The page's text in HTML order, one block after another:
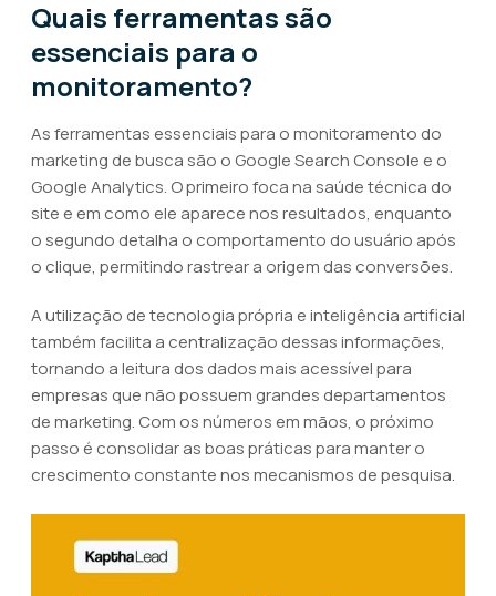
Quais ferramentas são
essenciais para o
monitoramento?
As ferramentas essenciais para o monitoramento do
marketing de busca são o Google Search Console e o
Google Analytics. O primeiro foca na saúde técnica do
site e em como ele aparece nos resultados, enquanto
o segundo detalha o comportamento do usuário após
o clique, permitindo rastrear a origem das conversões.
A utilização de tecnologia própria e inteligência artificial
também facilita a centralização dessas informações,
tornando a leitura dos dados mais acessível para
empresas que não possuem grandes departamentos
de marketing. Com os números em mãos, o próximo
passo é consolidar as boas práticas para manter o
crescimento constante nos mecanismos de pesquisa.